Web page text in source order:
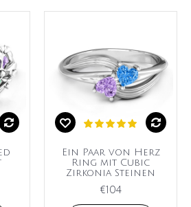
Ein Paar von Herz
Ring mit Cubic
Zirkonia Steinen
€104